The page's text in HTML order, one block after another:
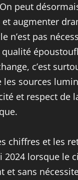
peut
augmenter
n’est pas
c’est
sources
et respect
chiffres et les
lorsque le
et sans